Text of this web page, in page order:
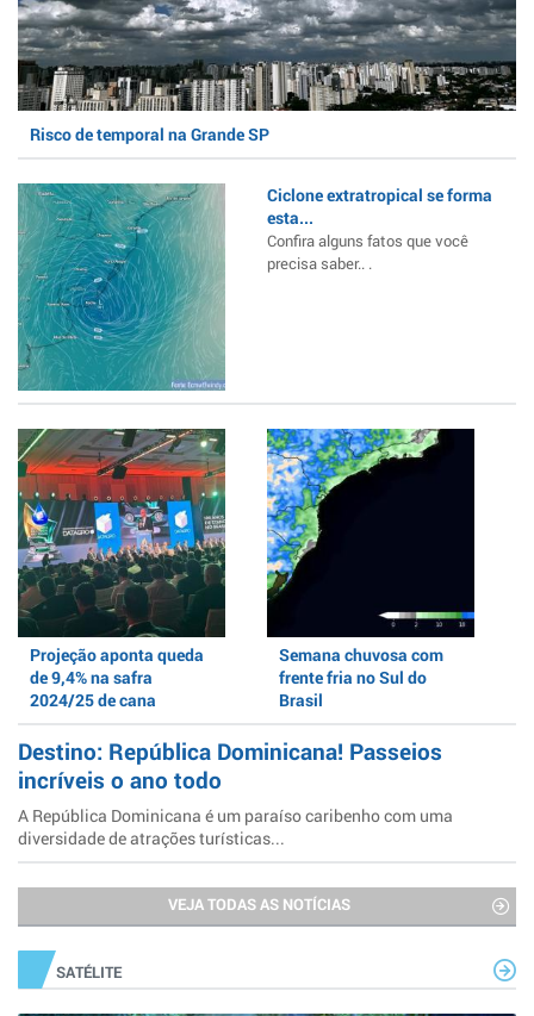
Risco de temporal na Grande SP
Ciclone extratropical se forma
esta...
Confira alguns fatos que você
precisa saber.. .
Projeção aponta queda
de 9,4% na safra
2024/25 de cana
Semana chuvosa com
frente fria no Sul do
Brasil
Destino: República Dominicana! Passeios
incríveis o ano todo
A República Dominicana é um paraíso caribenho com uma
diversidade de atrações turísticas...
VEJA TODAS AS NOTÍCIAS
SATÉLITE